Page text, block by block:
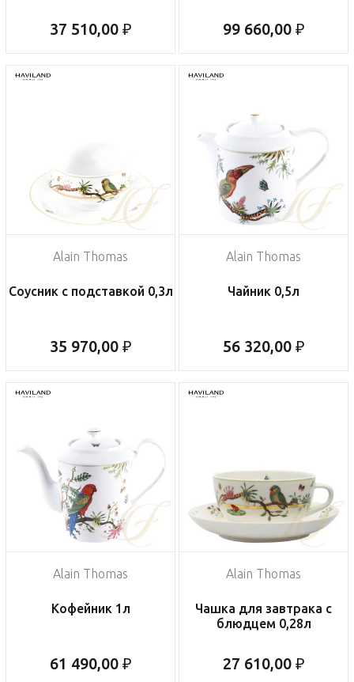
37 510,00 ₽ 99 660,00 ₽
Alain Thomas
Соусник с подставкой 0,3л
35 970,00 ₽
Alain Thomas
Чайник 0,5л
56 320,00 ₽
Alain Thomas
Кофейник 1л
61 490,00 ₽
Alain Thomas
Чашка для завтрака с
блюдцем 0,28л
27 610,00 ₽